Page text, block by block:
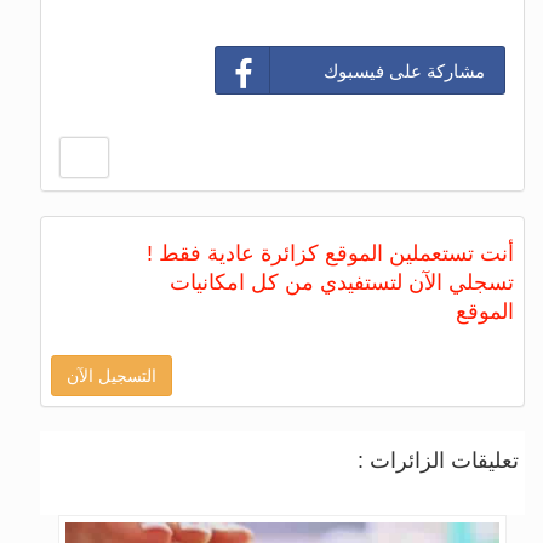
مشاركة على فيسبوك
أنت تستعملين الموقع كزائرة عادية فقط !
تسجلي الآن لتستفيدي من كل امكانيات
الموقع
التسجيل الآن
تعليقات الزائرات :